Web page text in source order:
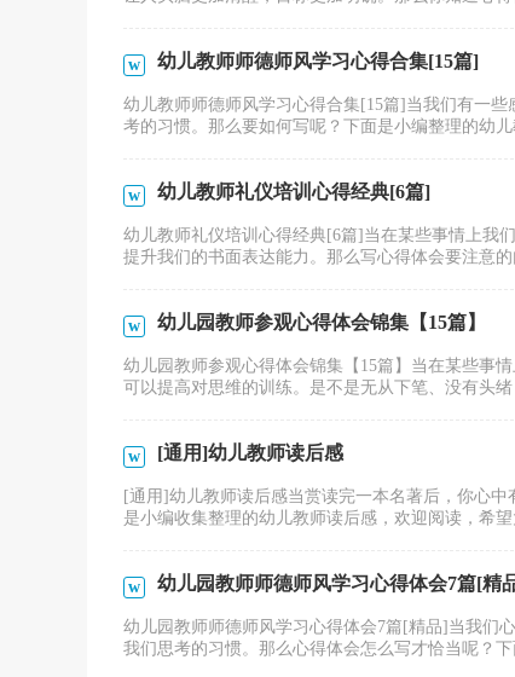
幼儿教师师德师风学习心得合集[15篇]
幼儿教师师德师风学习心得合集[15篇]当我们有一
考的习惯。那么要如何写呢？下面是小编整理的幼
幼儿教师礼仪培训心得经典[6篇]
幼儿教师礼仪培训心得经典[6篇]当在某些事情上我
提升我们的书面表达能力。那么写心得体会要注意
幼儿园教师参观心得体会锦集【15篇】
幼儿园教师参观心得体会锦集【15篇】当在某些事
可以提高对思维的训练。是不是无从下笔、没有头
[通用]幼儿教师读后感
[通用]幼儿教师读后感当赏读完一本名著后，你心
是小编收集整理的幼儿教师读后感，欢迎阅读，希
幼儿园教师师德师风学习心得体会7篇[精
幼儿园教师师德师风学习心得体会7篇[精品]当我们
我们思考的习惯。那么心得体会怎么写才恰当呢？